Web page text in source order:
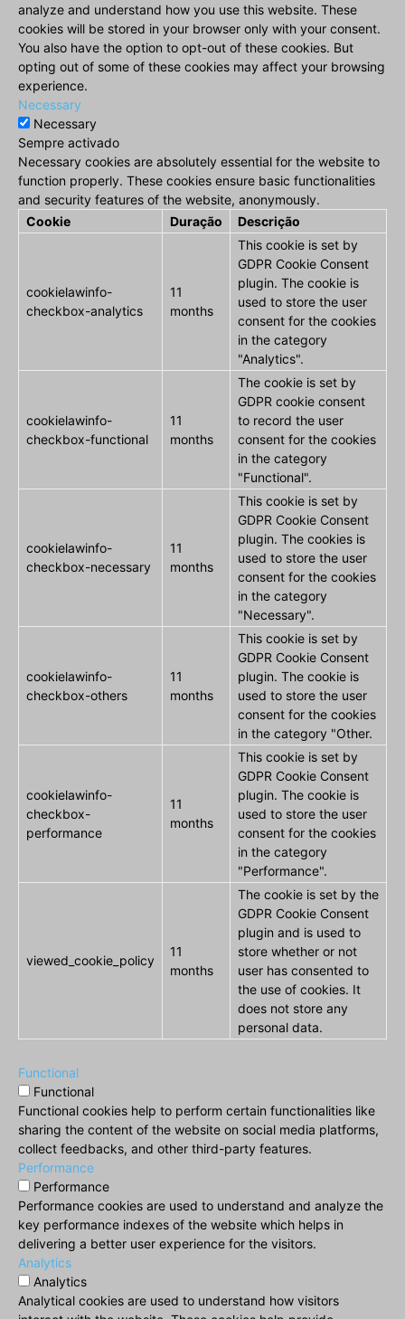
analyze and understand how you use this website. These
cookies will be stored in your browser only with your consent.
You also have the option to opt-out of these cookies. But
opting out of some of these cookies may affect your browsing
experience.
Necessary
Necessary
Sempre activado
Necessary cookies are absolutely essential for the website to
function properly. These cookies ensure basic functionalities
and security features of the website, anonymously.
Cookie
Duração Descrição
cookielawinfo-
checkbox-analytics
11
months
This cookie is set by
GDPR Cookie Consent
plugin. The cookie is
used to store the user
consent for the cookies
in the category
"Analytics".
cookielawinfo-
checkbox-functional
11
months
The cookie is set by
GDPR cookie consent
to record the user
consent for the cookies
in the category
"Functional".
cookielawinfo-
checkbox-necessary
11
months
This cookie is set by
GDPR Cookie Consent
plugin. The cookies is
used to store the user
consent for the cookies
in the category
"Necessary".
cookielawinfo-
checkbox-others
11
months
This cookie is set by
GDPR Cookie Consent
plugin. The cookie is
used to store the user
consent for the cookies
in the category "Other.
cookielawinfo-
checkbox-
performance
11
months
This cookie is set by
GDPR Cookie Consent
plugin. The cookie is
used to store the user
consent for the cookies
in the category
"Performance".
viewed_cookie_policy
11
months
The cookie is set by the
GDPR Cookie Consent
plugin and is used to
store whether or not
user has consented to
the use of cookies. It
does not store any
personal data.
Functional
Functional
Functional cookies help to perform certain functionalities like
sharing the content of the website on social media platforms,
collect feedbacks, and other third-party features.
Performance
Performance
Performance cookies are used to understand and analyze the
key performance indexes of the website which helps in
delivering a better user experience for the visitors.
Analytics
Analytics
Analytical cookies are used to understand how visitors